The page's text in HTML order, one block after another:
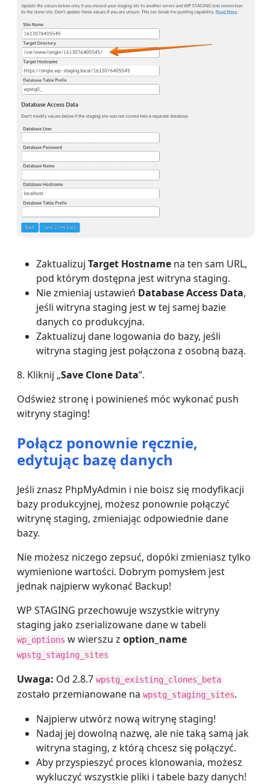
Zaktualizuj Target Hostname na ten sam URL,
pod którym dostępna jest witryna staging.
Nie zmieniaj ustawień Database Access Data,
jeśli witryna staging jest w tej samej bazie
danych co produkcyjna.
Zaktualizuj dane logowania do bazy, jeśli
witryna staging jest połączona z osobną bazą.
8. Kliknij „Save Clone Data”.
Odśwież stronę i powinieneś móc wykonać push
witryny staging!
Połącz ponownie ręcznie,
edytując bazę danych
Jeśli znasz PhpMyAdmin i nie boisz się modyfikacji
bazy produkcyjnej, możesz ponownie połączyć
witrynę staging, zmieniając odpowiednie dane
bazy.
Nie możesz niczego zepsuć, dopóki zmieniasz tylko
wymienione wartości. Dobrym pomysłem jest
jednak najpierw wykonać Backup!
WP STAGING przechowuje wszystkie witryny
staging jako zserializowane dane w tabeli
wp_options w wierszu z option_name
wpstg_staging_sites
Uwaga: Od 2.8.7 wpstg_existing_clones_beta
zostało przemianowane na wpstg_staging_sites.
Najpierw utwórz nową witrynę staging!
Nadaj jej dowolną nazwę, ale nie taką samą jak
witryna staging, z którą chcesz się połączyć.
Aby przyspieszyć proces klonowania, możesz
wykluczyć wszystkie pliki i tabele bazy danych!